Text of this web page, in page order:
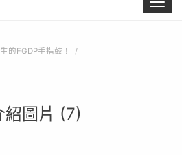
Toggle
的FGDP手指鼓！
紹圖片 (7)